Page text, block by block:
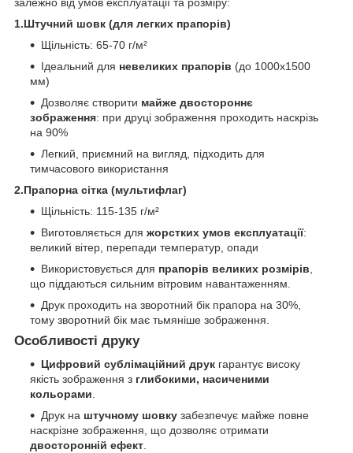
1.Штучний шовк (для легких прапорів)
Щільність: 65-70 г/м²
Ідеальний для невеликих прапорів (до 1000х1500
мм)
Дозволяє створити майже двостороннє
зображення: при друці зображення проходить наскрізь
на 90%
Легкий, приємний на вигляд, підходить для
тимчасового використання
2.Прапорна сітка (мультифлаг)
Щільність: 115-135 г/м²
Виготовляється для жорстких умов експлуатації:
великий вітер, перепади температур, опади
Використовується для прапорів великих розмірів
що піддаються сильним вітровим навантаженням.
Друк проходить на зворотний бік прапора на 30%,
тому зворотний бік має тьмяніше зображення.
Особливості друку
Цифровий сублімаційний друк гарантує високу
якість зображення з глибокими, насиченими
кольорами.
Друк на штучному шовку забезпечує майже повне
наскрізне зображення, що дозволяє отримати
двосторонній ефект.